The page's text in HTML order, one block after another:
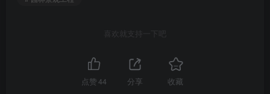
喜欢就支持一下吧
点赞44 分享 收藏